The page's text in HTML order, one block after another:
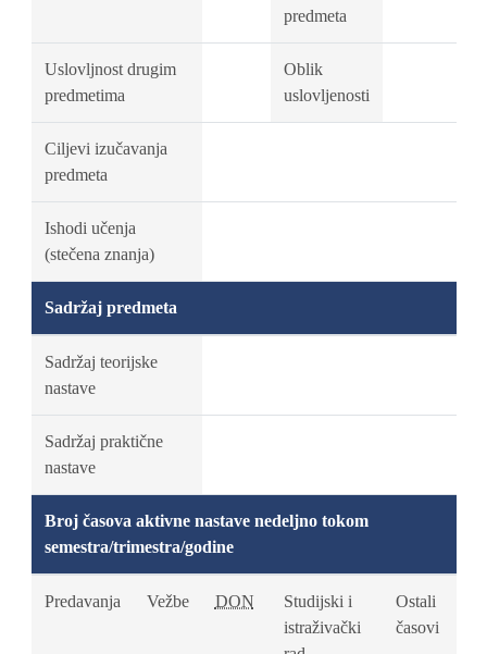
predmeta
Uslovljnost drugim
predmetima
Oblik
uslovljenosti
Ciljevi izučavanja
predmeta
Ishodi učenja
(stečena znanja)
Sadržaj predmeta
Sadržaj teorijske
nastave
Sadržaj praktične
nastave
Broj časova aktivne nastave nedeljno tokom
semestra/trimestra/godine
Predavanja Vežbe DON
Studijski i
istraživački
Ostali
časovi